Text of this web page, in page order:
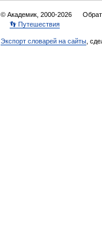
© Академик, 2000-2026
👣 Путешествия
Экспорт словарей на сайты ,